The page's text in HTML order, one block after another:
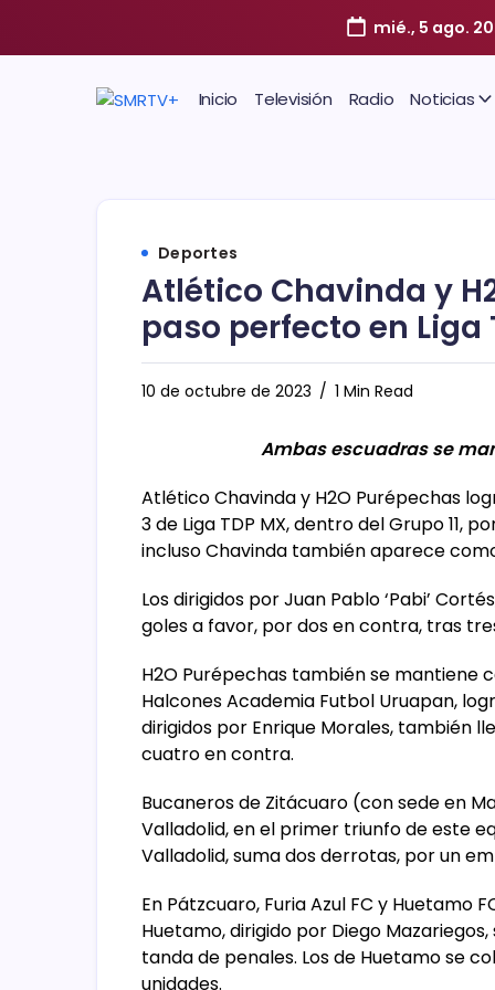
mié., 5 ago.
Inicio Televisión Radio Noticias
Deportes
Atlético Chavinda y
paso perfecto en Liga
10 de octubre de 2023 1 Min Read
Ambas escuadras se
Atlético Chavinda y H2O Purépechas
3 de Liga TDP MX, dentro del Grupo 11,
incluso Chavinda también aparece
Los dirigidos por Juan Pablo ‘Pabi’
goles a favor, por dos en contra, tras
H2O Purépechas también se mantiene
Halcones Academia Futbol Uruapan,
dirigidos por Enrique Morales, también
cuatro en contra.
Bucaneros de Zitácuaro (con sede en
Valladolid, en el primer triunfo de este
Valladolid, suma dos derrotas, por un
En Pátzcuaro, Furia Azul FC y Huetamo
Huetamo, dirigido por Diego
tanda de penales. Los de Huetamo se
unidades.